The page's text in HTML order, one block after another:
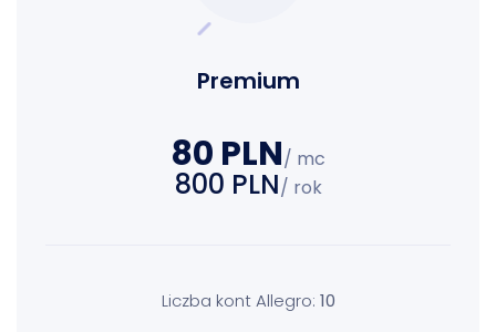
Premium
80 PLN/ mc
800 PLN/ rok
Liczba kont Allegro: 10